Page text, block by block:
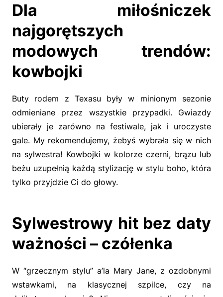
Dla miłośniczek
najgorętszych
modowych trendów:
kowbojki
Buty rodem z Texasu były w minionym sezonie
odmieniane przez wszystkie przypadki. Gwiazdy
ubierały je zarówno na festiwale, jak i uroczyste
gale. My rekomendujemy, żebyś wybrała się w nich
na sylwestra! Kowbojki w kolorze czerni, brązu lub
beżu uzupełnią każdą stylizację w stylu boho, która
tylko przyjdzie Ci do głowy.
Sylwestrowy hit bez daty
ważności – czółenka
W “grzecznym stylu” a’la Mary Jane, z ozdobnymi
wstawkami, na klasycznej szpilce, czy na